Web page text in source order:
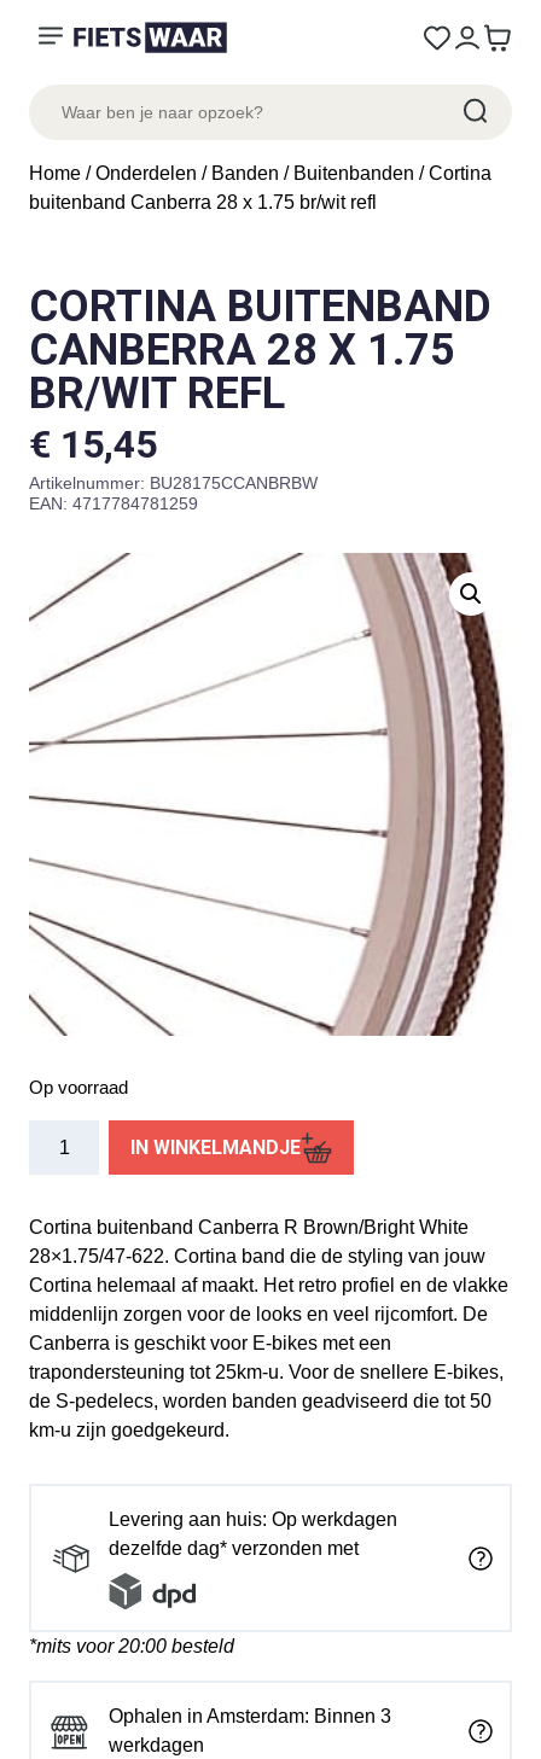
Home /Onderdelen / Banden / Buitenbanden / Cortina
buitenband Canberra 28 x 1.75 br/wit refl
CORTINA BUITENBAND
CANBERRA 28 X 1.75
BR/WIT REFL
€ 15,45
Artikelnummer: BU28175CCANBRBW
EAN: 4717784781259
Op voorraad
28
x
1.75
br/wit
refl
aantal
IN WINKELMANDJE
Cortina buitenband Canberra R Brown/Bright White
28×1.75/47-622. Cortina band die de styling van jouw
Cortina helemaal af maakt. Het retro profiel en de vlakke
middenlijn zorgen voor de looks en veel rijcomfort. De
Canberra is geschikt voor E-bikes met een
trapondersteuning tot 25km-u. Voor de snellere E-bikes,
de S-pedelecs, worden banden geadviseerd die tot 50
km-u zijn goedgekeurd.
Levering aan huis: Op werkdagen
dezelfde dag* verzonden met
*mits voor 20:00 besteld
Ophalen in Amsterdam: Binnen 3
werkdagen